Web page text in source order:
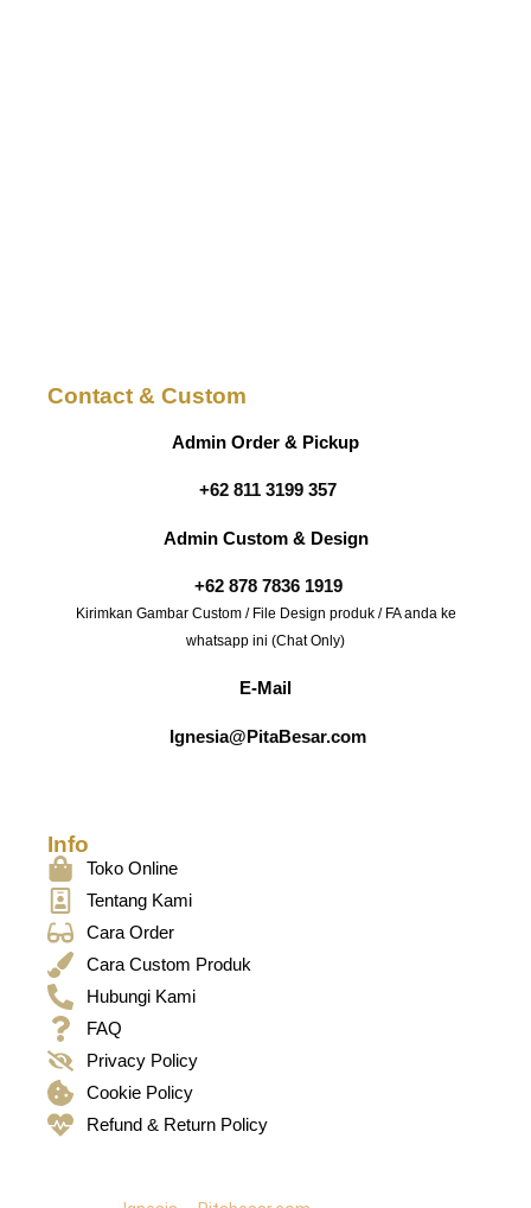
Contact & Custom
Admin Order & Pickup
+62 811 3199 357
Admin Custom & Design
+62 878 7836 1919
Kirimkan Gambar Custom / File Design produk / FA anda ke
whatsapp ini (Chat Only)
E-Mail
Ignesia@PitaBesar.com
Info
Toko Online
Tentang Kami
Cara Order
Cara Custom Produk
Hubungi Kami
FAQ
Privacy Policy
Cookie Policy
Refund & Return Policy